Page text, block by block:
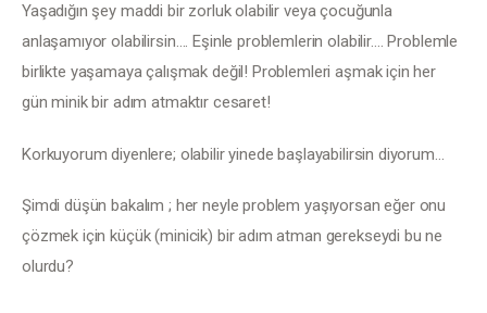
İletişim
Yaşadığın şey maddi bir zorluk olabilir veya çocuğunla
anlaşamıyor olabilirsin…. Eşinle problemlerin olabilir…. Problemle
birlikte yaşamaya çalışmak değil! Problemleri aşmak için her
gün minik bir adım atmaktır cesaret!
Korkuyorum diyenlere; olabilir yinede başlayabilirsin diyorum…
Şimdi düşün bakalım ; her neyle problem yaşıyorsan eğer onu
çözmek için küçük (minicik) bir adım atman gerekseydi bu ne
olurdu?